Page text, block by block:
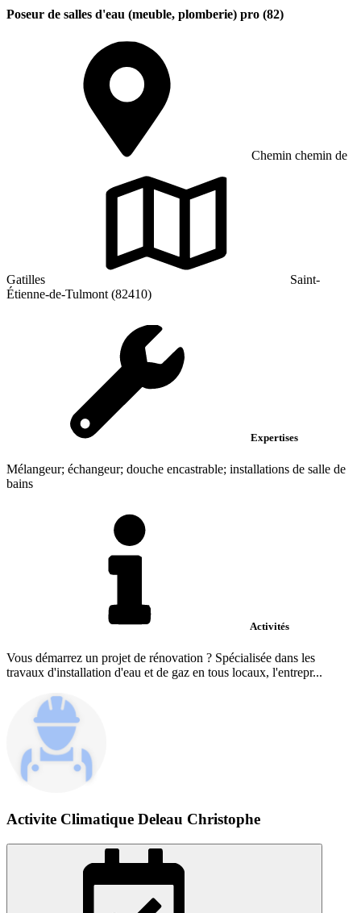
Poseur de salles d'eau (meuble, plomberie) pro (82)
Chemin chemin de
Gatilles
Saint-
Étienne-de-Tulmont (82410)
Expertises
Mélangeur; échangeur; douche encastrable; installations de salle de
bains
Activités
Vous démarrez un projet de rénovation ? Spécialisée dans les
travaux d'installation d'eau et de gaz en tous locaux, l'entrepr...
Activite Climatique Deleau Christophe